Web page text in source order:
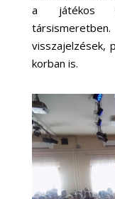
a játékos
visszajelzések,
korban is.